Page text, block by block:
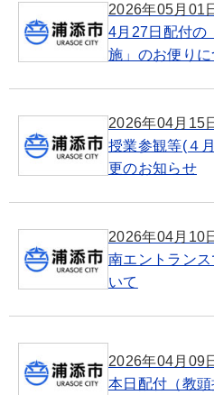
2026年05月01
4月27日配付の
施」のお便りに
2026年04月15
授業参観等(４
更のお知らせ
2026年04月10
南エントラン
いて
2026年04月09
本日配付（教